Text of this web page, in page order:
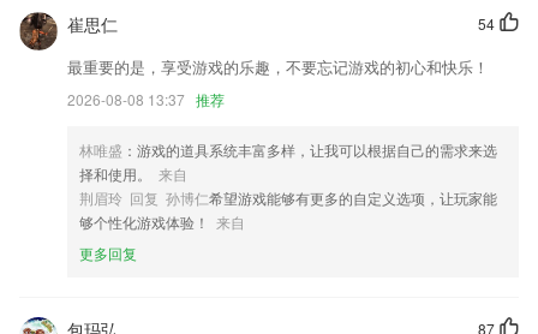
1.电力资讯
2.支持真题模拟演练、日常任务练习、趣味常规赛等多种培训方式，从而
得到更好的学习效果；
3.动动手指快速答题，在线提问轻松搞定，
4.为需要进行学习能力提升、学习辅导的用户带来帮助；
5.软件拥有大量近年真题，覆盖专业实务与实践能力各知识点
6.直连教练端，不用出门即可在此对各个教练的上课安排进行查看。
ky18棋牌更新了什么?
54
崔思仁
最重要的是，享受游戏的乐趣，不要忘记游戏的初心和快乐！
2026-08-08 13:37 推荐
林唯盛 ：游戏的道具系统丰富多样，让我可以根据自己的需求来选
择和使用。
来自
荆眉玲 回复 孙博仁希望游戏能够有更多的自定义选项，让玩家能
够个性化游戏体验！
来自
更多回复
87
包玛弘